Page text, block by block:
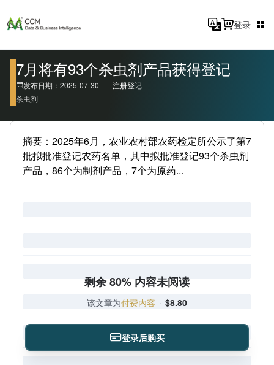
登录
7月将有93个杀虫剂产品获得登记
发布日期：2025-07-30
注册登记
杀虫剂
摘要：2025年6月，农业农村部农药检定所公示了第7
批拟批准登记农药名单，其中拟批准登记93个杀虫剂
产品，86个为制剂产品，7个为原药...
剩余 80% 内容未阅读
该文章为付费内容 · $8.80
登录后购买